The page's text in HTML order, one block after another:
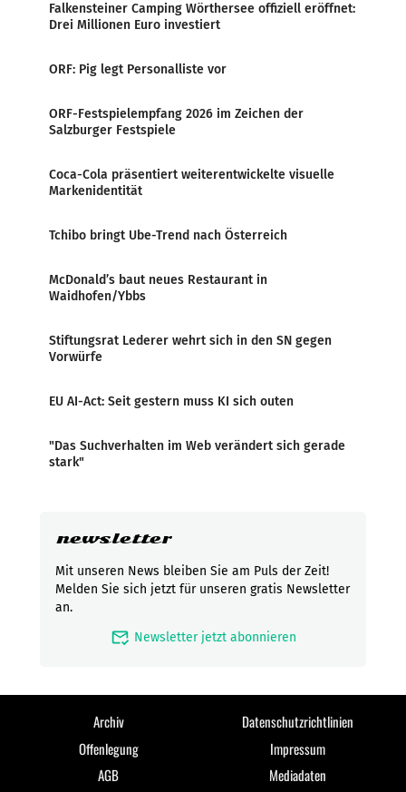
Falkensteiner Camping Wörthersee offiziell eröffnet:
Drei Millionen Euro investiert
ORF: Pig legt Personalliste vor
ORF-Festspielempfang 2026 im Zeichen der
Salzburger Festspiele
Coca-Cola präsentiert weiterentwickelte visuelle
Markenidentität
Tchibo bringt Ube-Trend nach Österreich
McDonald’s baut neues Restaurant in
Waidhofen/Ybbs
Stiftungsrat Lederer wehrt sich in den SN gegen
Vorwürfe
EU AI-Act: Seit gestern muss KI sich outen
"Das Suchverhalten im Web verändert sich gerade
stark"
newsletter
Mit unseren News bleiben Sie am Puls der Zeit!
Melden Sie sich jetzt für unseren gratis Newsletter
an.
mark_email_read Newsletter jetzt abonnieren
Archiv
Datenschutzrichtlinien
Offenlegung
Impressum
AGB
Mediadaten